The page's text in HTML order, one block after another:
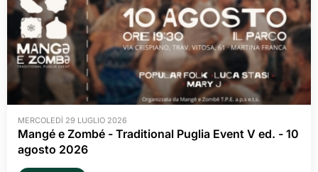
MERCOLEDÌ 29 LUGLIO 2026
Mangé e Zombé - Traditional Puglia Event V ed. - 10
agosto 2026